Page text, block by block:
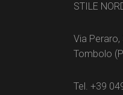
STILE
Via
Tombolo
Tel. +39